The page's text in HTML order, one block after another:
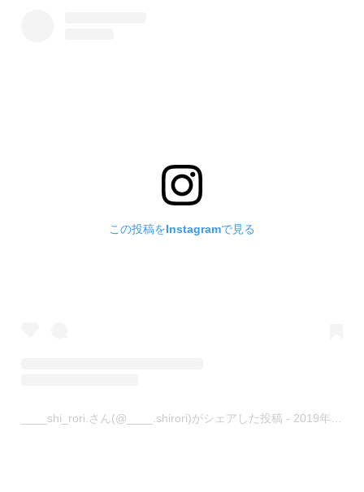
この投稿をInstagramで見る
____shi_rori.さん(@____.shirori)がシェアした投稿 - 2019年 8月月26日午後4時07分PDT